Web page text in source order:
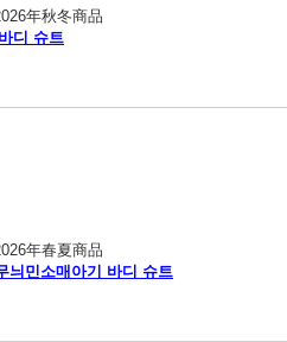
年秋冬商品
디 슈트
年春夏商品
늬민소매아기 바디 슈트